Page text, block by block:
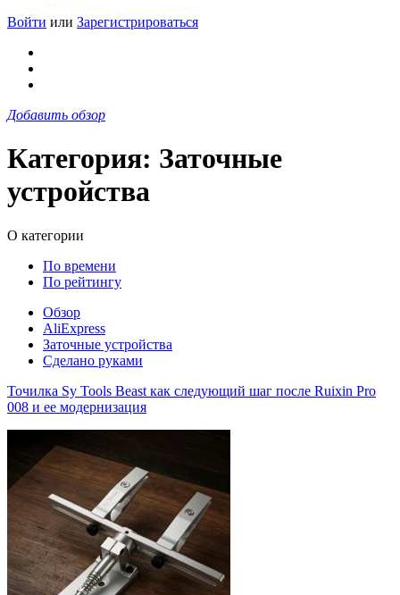
Войти или Зарегистрироваться
Добавить обзор
Категория: Заточные
устройства
О категории
По времени
По рейтингу
Обзор
AliExpress
Заточные устройства
Сделано руками
Точилка Sy Tools Beast как следующий шаг после Ruixin Pro
008 и ее модернизация